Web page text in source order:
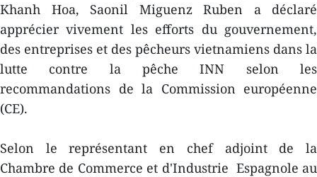
Khanh Hoa, Saonil Miguenz Ruben a déclaré
apprécier vivement les efforts du gouvernement,
des entreprises et des pêcheurs vietnamiens dans la
lutte contre la pêche INN selon les
recommandations de la Commission européenne
(CE).
Selon le représentant en chef adjoint de la
Chambre de Commerce et d'Industrie Espagnole au